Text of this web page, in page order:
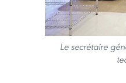
Le secrétaire